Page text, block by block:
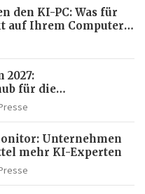
den KI-PC: Was für
auf Ihrem Computer
bleibt
2027:
für die
Unternehmen
mehr KI-Experten